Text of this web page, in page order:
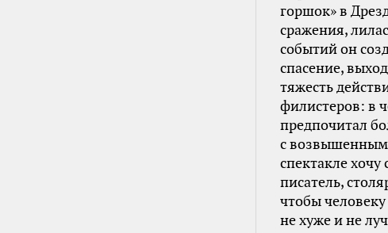
горшок» в
сражения,
событий он
спасение,
тяжесть
филистеров: в
предпочитал
с
спектакле хочу
писатель,
чтобы
не хуже и не